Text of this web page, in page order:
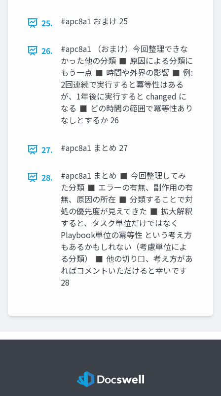
25. #apc8a1 おまけ 25
26.
#apc8a1 （おまけ）今回整理できな
かった他の分類 ◼ 原因による分類に
もう一点 ◼ 時間や外界の影響 ◼ 例:
2回連続で実行すると冪等性はある
が、1年後に実行すると changed に
なる ◼ どの時間の範囲で冪等性あり
なしとするか 26
27. #apc8a1 まとめ 27
28.
#apc8a1 まとめ ◼ 今回整理してみ
た分類 ◼ エラーの有無、副作用の有
無、原因の所在 ◼ 分類することで対
処の優先度が見えてきた ◼ 拡大解釈
すると、タスク単位だけではなく
Playbook単位の冪等性 という考え方
もあるかもしれない（考慮単位によ
る分類） ◼ 他の切り口、考え方があ
ればコメントいただけると幸いです
28